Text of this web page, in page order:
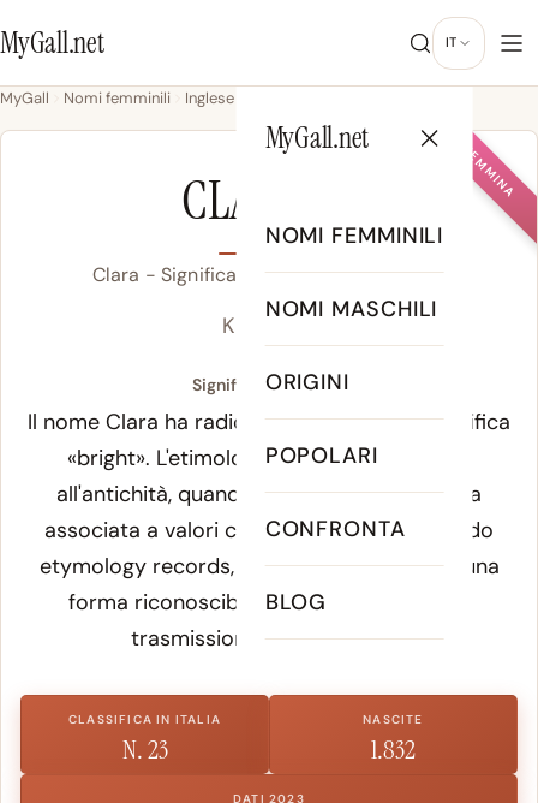
MyGall.net IT
MyGall.net
NOMI FEMMINILI
NOMI MASCHILI
ORIGINI
POPOLARI
CONFRONTA
BLOG
MyGall Nomi femminili Inglese
FEMMINA
CLARA
Clara - Significato, Origine & Popolarità
KLAIR-ah
Significato di Clara:
Il nome Clara ha radici nel portoghese e significa
«bright». L'etimologia documentata risale
all'antichità, quando la radice del nome era
associata a valori culturali profondi. Secondo
etymology records, il nome ha mantenuto una
forma riconoscibile attraverso i secoli di
trasmissione scritta e orale.
CLASSIFICA IN ITALIA
N. 23
NASCITE
1.832
DATI 2023